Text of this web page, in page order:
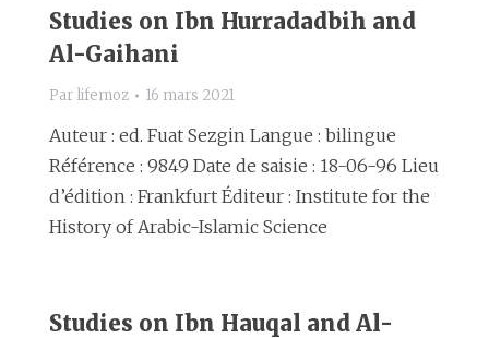
Studies on Ibn Hurradadbih and
Al-Gaihani
Par lifemoz 16 mars 2021
Auteur : ed. Fuat Sezgin Langue : bilingue
Référence : 9849 Date de saisie : 18-06-96 Lieu
d’édition : Frankfurt Éditeur : Institute for the
History of Arabic-Islamic Science
Studies on Ibn Hauqal and Al-